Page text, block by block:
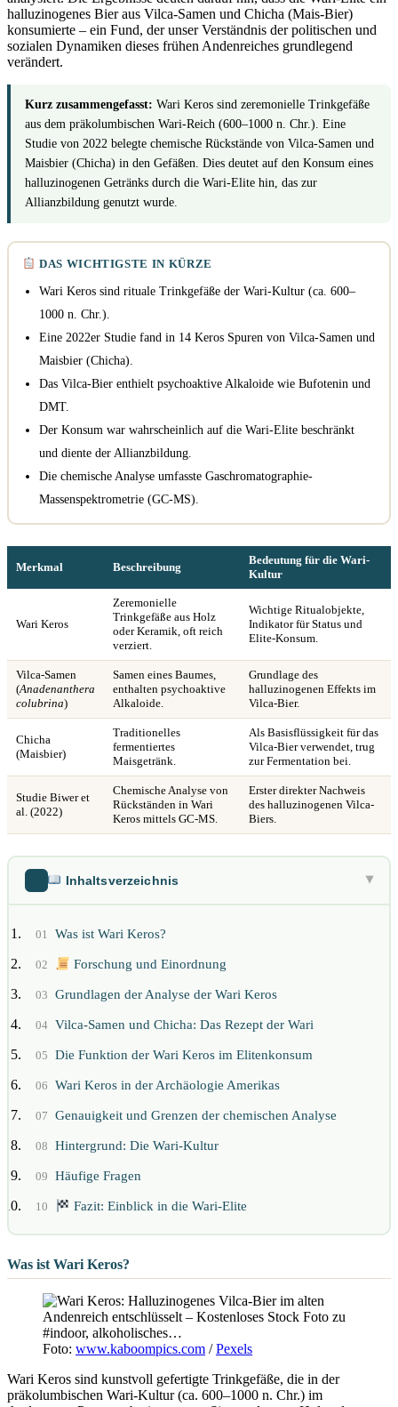
halluzinogenes Bier aus Vilca-Samen und Chicha (Mais-Bier)
konsumierte – ein Fund, der unser Verständnis der politischen und
sozialen Dynamiken dieses frühen Andenreiches grundlegend
verändert.
Kurz zusammengefasst: Wari Keros sind zeremonielle Trinkgefäße
aus dem präkolumbischen Wari-Reich (600–1000 n. Chr.). Eine
Studie von 2022 belegte chemische Rückstände von Vilca-Samen und
Maisbier (Chicha) in den Gefäßen. Dies deutet auf den Konsum eines
halluzinogenen Getränks durch die Wari-Elite hin, das zur
Allianzbildung genutzt wurde.
DAS WICHTIGSTE IN KÜRZE
Wari Keros sind rituale Trinkgefäße der Wari-Kultur (ca. 600–
1000 n. Chr.).
Eine 2022er Studie fand in 14 Keros Spuren von Vilca-Samen und
Maisbier (Chicha).
Das Vilca-Bier enthielt psychoaktive Alkaloide wie Bufotenin und
DMT.
Der Konsum war wahrscheinlich auf die Wari-Elite beschränkt
und diente der Allianzbildung.
Die chemische Analyse umfasste Gaschromatographie-
Massenspektrometrie (GC-MS).
Merkmal Beschreibung
Bedeutung für die Wari-
Kultur
Wari Keros
Zeremonielle
Trinkgefäße aus Holz
oder Keramik, oft reich
verziert.
Wichtige Ritualobjekte,
Indikator für Status und
Elite-Konsum.
Vilca-Samen
(Anadenanthera
colubrina)
Samen eines Baumes,
enthalten psychoaktive
Alkaloide.
Grundlage des
halluzinogenen Effekts im
Vilca-Bier.
Chicha
(Maisbier)
Traditionelles
fermentiertes
Maisgetränk.
Als Basisflüssigkeit für das
Vilca-Bier verwendet, trug
zur Fermentation bei.
Studie Biwer et
al. (2022)
Chemische Analyse von
Rückständen in Wari
Keros mittels GC-MS.
Erster direkter Nachweis
des halluzinogenen Vilca-
Biers.
Inhaltsverzeichnis ▶
01 Was ist Wari Keros?
02 Forschung und Einordnung
03 Grundlagen der Analyse der Wari Keros
04 Vilca-Samen und Chicha: Das Rezept der Wari
05 Die Funktion der Wari Keros im Elitenkonsum
06 Wari Keros in der Archäologie Amerikas
07 Genauigkeit und Grenzen der chemischen Analyse
08 Hintergrund: Die Wari-Kultur
09 Häufige Fragen
10 Fazit: Einblick in die Wari-Elite
Was ist Wari Keros?
Foto: www.kaboompics.com /Pexels
Wari Keros sind kunstvoll gefertigte Trinkgefäße, die in der
präkolumbischen Wari-Kultur (ca. 600–1000 n. Chr.) im